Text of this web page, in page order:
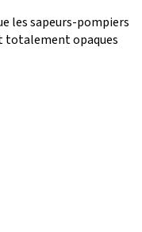
les sapeurs-pompiers
totalement opaques